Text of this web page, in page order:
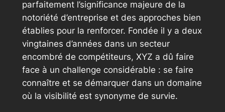
parfaitement l’significance majeure de la
notoriété d’entreprise et des approches bien
établies pour la renforcer. Fondée il y a deux
vingtaines d’années dans un secteur
encombré de compétiteurs, XYZ a dû faire
face à un challenge considérable : se faire
connaître et se démarquer dans un domaine
où la visibilité est synonyme de survie.